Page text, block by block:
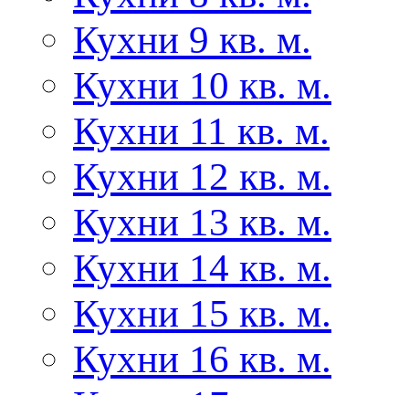
Кухни 9 кв. м.
Кухни 10 кв. м.
Кухни 11 кв. м.
Кухни 12 кв. м.
Кухни 13 кв. м.
Кухни 14 кв. м.
Кухни 15 кв. м.
Кухни 16 кв. м.